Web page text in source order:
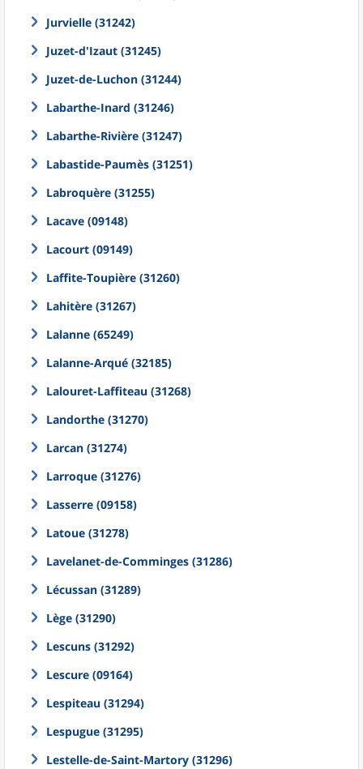
Jurvielle (31242)
Juzet-d'Izaut (31245)
Juzet-de-Luchon (31244)
Labarthe-Inard (31246)
Labarthe-Rivière (31247)
Labastide-Paumès (31251)
Labroquère (31255)
Lacave (09148)
Lacourt (09149)
Laffite-Toupière (31260)
Lahitère (31267)
Lalanne (65249)
Lalanne-Arqué (32185)
Lalouret-Laffiteau (31268)
Landorthe (31270)
Larcan (31274)
Larroque (31276)
Lasserre (09158)
Latoue (31278)
Lavelanet-de-Comminges (31286)
Lécussan (31289)
Lège (31290)
Lescuns (31292)
Lescure (09164)
Lespiteau (31294)
Lespugue (31295)
Lestelle-de-Saint-Martory (31296)